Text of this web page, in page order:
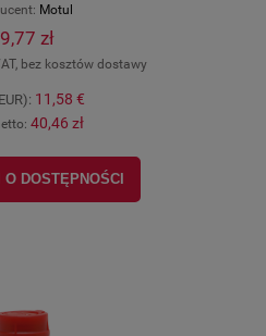
Motul
zł
bez kosztów dostawy
11,58 €
40,46 zł
O DOSTĘPNOŚCI